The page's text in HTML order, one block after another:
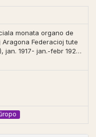
monata organo de
Federacioj tute
jan. 1917- jan.-febr 1923,
970 paĝojn kun
200 bildojn en luksa
Kunfondita kaj direktita,
GEBAA (1380). [3126].
6, p. 69 (9); *Hispana
9; Takács (3372);
p. 358.